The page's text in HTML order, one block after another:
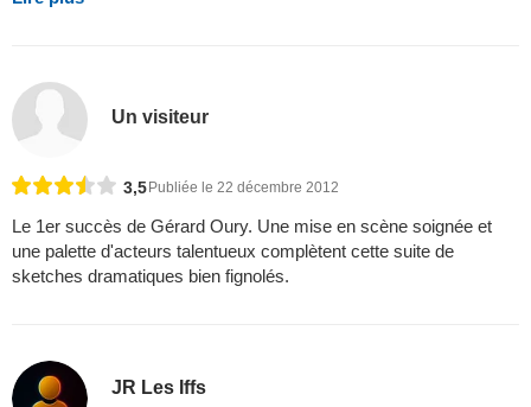
Un visiteur
3,5Publiée le 22 décembre 2012
Le 1er succès de Gérard Oury. Une mise en scène soignée et
une palette d'acteurs talentueux complètent cette suite de
sketches dramatiques bien fignolés.
JR Les Iffs